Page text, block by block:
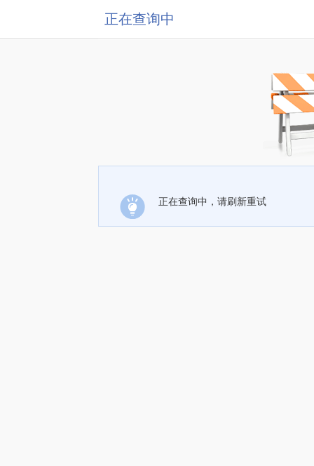
正在查询中
正在查询中，请刷新重试